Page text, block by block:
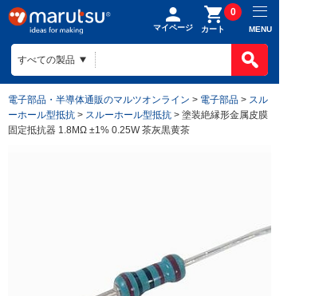
マイページ カート
0
MENU
電子部品・半導体通販のマルツオンライン > 電子部品 > スル
ーホール型抵抗 > スルーホール型抵抗 > 塗装絶縁形金属皮膜
固定抵抗器 1.8MΩ ±1% 0.25W 茶灰黒黄茶